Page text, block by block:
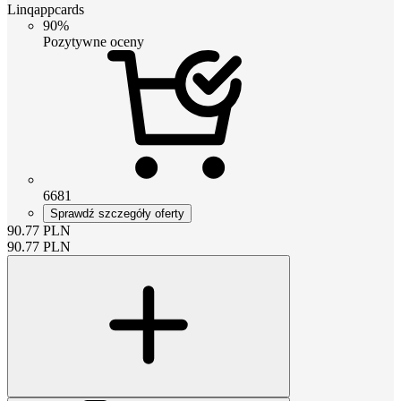
Linqappcards
90%
Pozytywne oceny
6681
Sprawdź szczegóły oferty
90.77 PLN
90.77 PLN